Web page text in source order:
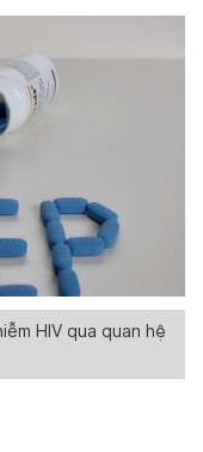
HIV qua quan hệ